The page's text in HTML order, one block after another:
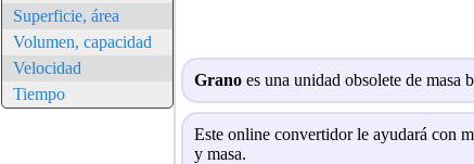
Superficie, área
Volumen, capacidad
Velocidad
Tiempo
Grano es una unidad obsolete de masa
Este online convertidor le ayudará con
y masa.